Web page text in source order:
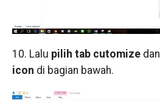
10. Lalu pilih tab cutomizedan
icon di bagian bawah.